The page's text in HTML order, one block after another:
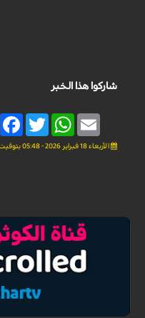
شاركوا هذا الخبر
Twitter
WhatsAppEmail
الأربعاء 18 فبراير 2026 - 05:48 بتوقيت غرينتش